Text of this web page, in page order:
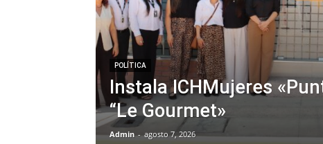
POLÍTICA
Instala ICHMujeres
“Le Gourmet»
Admin - agosto 7, 2026